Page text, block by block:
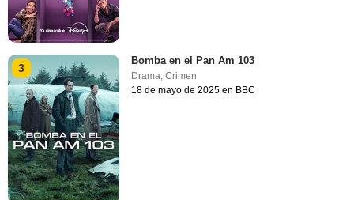
3
Bomba en el Pan Am 103
Drama,Crimen
18 de mayo de 2025 en BBC